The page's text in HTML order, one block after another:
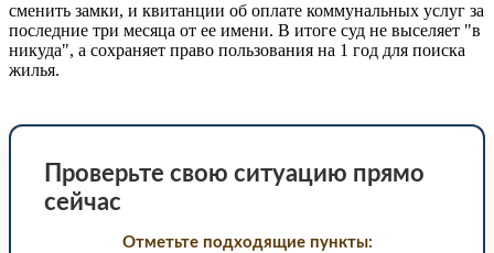
сменить замки, и квитанции об оплате коммунальных услуг за
последние три месяца от ее имени. В итоге суд не выселяет "в
никуда", а сохраняет право пользования на 1 год для поиска
жилья.
Проверьте свою ситуацию прямо
сейчас
Отметьте подходящие пункты: